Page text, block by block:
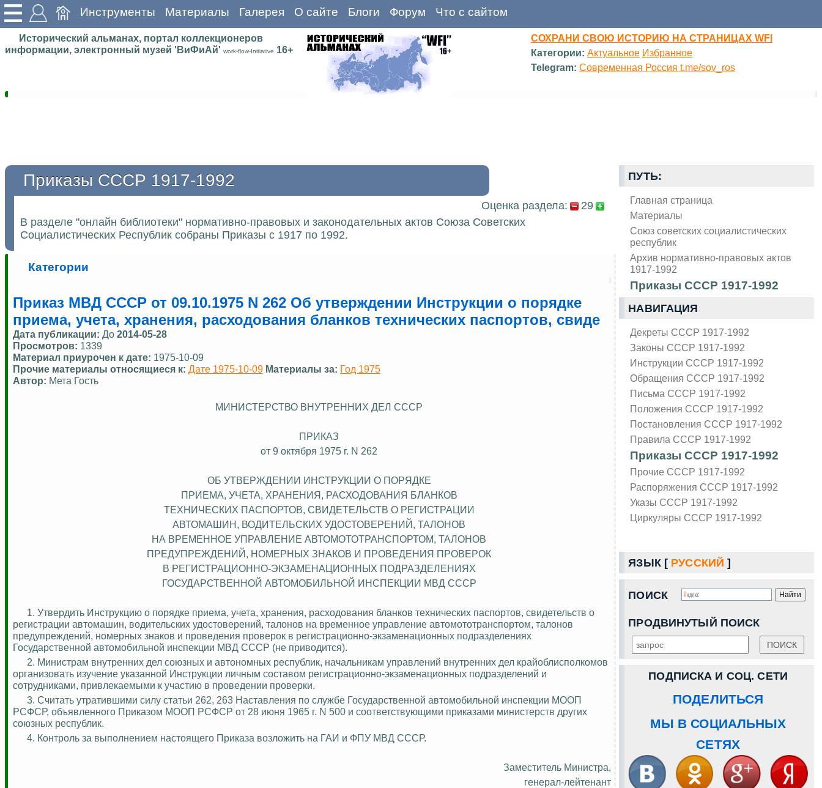
Инструменты Материалы Галерея О сайте Блоги Форум Что с сайтом
Исторический альманах, портал коллекционеров
информации, электронный музей 'ВиФиАй' work-flow-Initiative 16+
СОХРАНИ СВОЮ ИСТОРИЮ НА СТРАНИЦАХ WFI
Категории: Актуальное Избранное
Telegram: Современная Россия t.me/sov_ros
ПУТЬ:
Главная страница
Материалы
Союз советских социалистических
республик
Архив нормативно-правовых актов
1917-1992
Приказы СССР 1917-1992
НАВИГАЦИЯ
Декреты СССР 1917-1992
Законы СССР 1917-1992
Инструкции СССР 1917-1992
Обращения СССР 1917-1992
Письма СССР 1917-1992
Положения СССР 1917-1992
Постановления СССР 1917-1992
Правила СССР 1917-1992
Приказы СССР 1917-1992
Прочие СССР 1917-1992
Распоряжения СССР 1917-1992
Указы СССР 1917-1992
Циркуляры СССР 1917-1992
ЯЗЫК [ РУССКИЙ ]
ПОИСК
ПРОДВИНУТЫЙ ПОИСК
ПОДПИСКА И СОЦ. СЕТИ
ПОДЕЛИТЬСЯ
МЫ В СОЦИАЛЬНЫХ
СЕТЯХ
Приказы СССР 1917-1992
Оценка раздела:
29
В разделе "онлайн библиотеки" нормативно-правовых и законодательных актов Союза Советских
Социалистических Республик собраны Приказы с 1917 по 1992.
Категории
Приказ МВД СССР от 09.10.1975 N 262 Об утверждении Инструкции о порядке
приема, учета, хранения, расходования бланков технических паспортов, свиде
Дата публикации: До 2014-05-28
Просмотров: 1339
Материал приурочен к дате: 1975-10-09
Прочие материалы относящиеся к: Дате 1975-10-09 Материалы за: Год 1975
Автор: Мета Гость
МИНИСТЕРСТВО ВНУТРЕННИХ ДЕЛ СССР
ПРИКАЗ
от 9 октября 1975 г. N 262
ОБ УТВЕРЖДЕНИИ ИНСТРУКЦИИ О ПОРЯДКЕ
ПРИЕМА, УЧЕТА, ХРАНЕНИЯ, РАСХОДОВАНИЯ БЛАНКОВ
ТЕХНИЧЕСКИХ ПАСПОРТОВ, СВИДЕТЕЛЬСТВ О РЕГИСТРАЦИИ
АВТОМАШИН, ВОДИТЕЛЬСКИХ УДОСТОВЕРЕНИЙ, ТАЛОНОВ
НА ВРЕМЕННОЕ УПРАВЛЕНИЕ АВТОМОТОТРАНСПОРТОМ, ТАЛОНОВ
ПРЕДУПРЕЖДЕНИЙ, НОМЕРНЫХ ЗНАКОВ И ПРОВЕДЕНИЯ ПРОВЕРОК
В РЕГИСТРАЦИОННО-ЭКЗАМЕНАЦИОННЫХ ПОДРАЗДЕЛЕНИЯХ
ГОСУДАРСТВЕННОЙ АВТОМОБИЛЬНОЙ ИНСПЕКЦИИ МВД СССР
1. Утвердить Инструкцию о порядке приема, учета, хранения, расходования бланков технических паспортов, свидетельств о
регистрации автомашин, водительских удостоверений, талонов на временное управление автомототранспортом, талонов
предупреждений, номерных знаков и проведения проверок в регистрационно-экзаменационных подразделениях
Государственной автомобильной инспекции МВД СССР (не приводится).
2. Министрам внутренних дел союзных и автономных республик, начальникам управлений внутренних дел крайоблисполкомов
организовать изучение указанной Инструкции личным составом регистрационно-экзаменационных подразделений и
сотрудниками, привлекаемыми к участию в проведении проверки.
3. Считать утратившими силу статьи 262, 263 Наставления по службе Государственной автомобильной инспекции МООП
РСФСР, объявленного Приказом МООП РСФСР от 28 июня 1965 г. N 500 и соответствующими приказами министерств других
союзных республик.
4. Контроль за выполнением настоящего Приказа возложить на ГАИ и ФПУ МВД СССР.
Заместитель Министра,
генерал-лейтенант